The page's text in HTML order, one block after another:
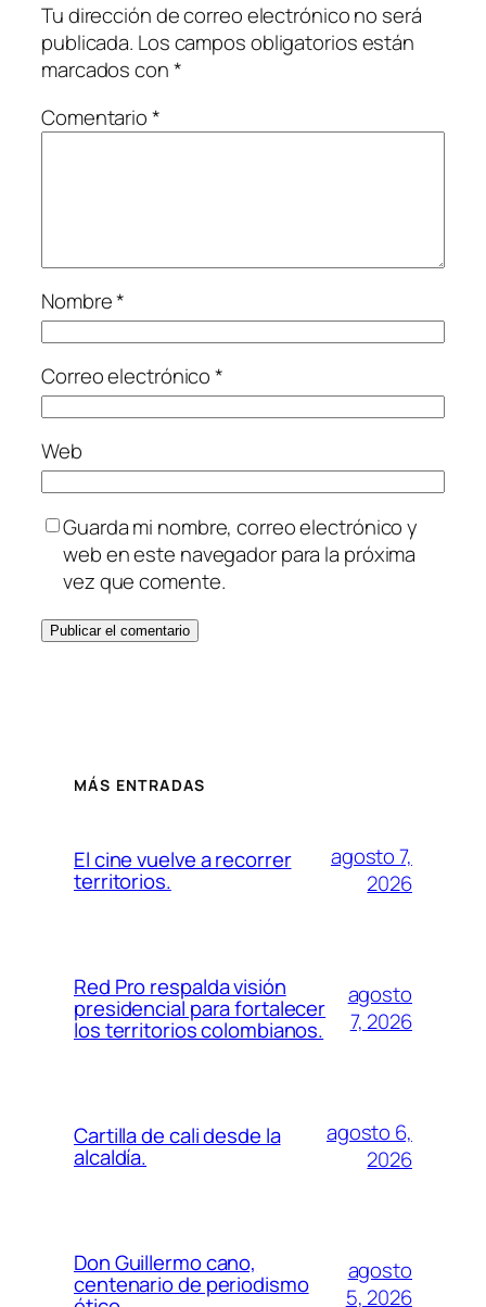
Tu dirección de correo electrónico no será
publicada. Los campos obligatorios están
marcados con*
Comentario*
Nombre*
Correo electrónico*
Web
Guarda mi nombre, correo electrónico y
web en este navegador para la próxima
vez que comente.
MÁS ENTRADAS
El cine vuelve a recorrer
territorios.
agosto 7,
2026
Red Pro respalda visión
presidencial para fortalecer
los territorios colombianos.
agosto
7, 2026
Cartilla de cali desde la
alcaldía.
agosto 6,
2026
Don Guillermo cano,
centenario de periodismo
agosto
5, 2026